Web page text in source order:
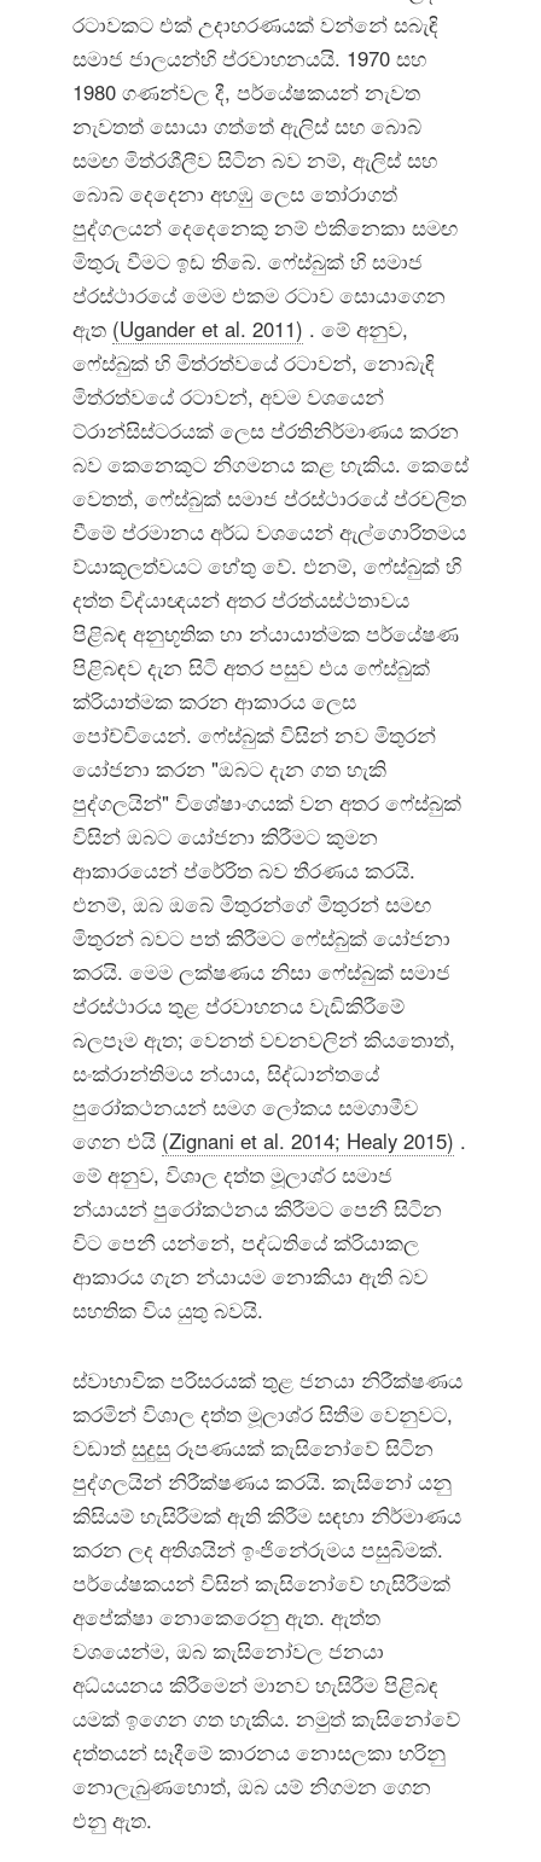
රටාවකට එක් උදාහරණයක් වන්නේ සබැඳි
සමාජ ජාලයන්හි ප්රවාහනයයි. 1970 සහ
1980 ගණන්වල දී, පර්යේෂකයන් නැවත
නැවතත් සොයා ගත්තේ ඇලිස් සහ බොබ්
සමඟ මිත්රශීලීව සිටින බව නම්, ඇලිස් සහ
බොබ් දෙදෙනා අහඹු ලෙස තෝරාගත්
පුද්ගලයන් දෙදෙනෙකු නම් එකිනෙකා සමඟ
මිතුරු වීමට ඉඩ තිබේ. ෆේස්බුක් හි සමාජ
ප්රස්ථාරයේ මෙම එකම රටාව සොයාගෙන
ඇත (Ugander et al. 2011) . මේ අනුව,
ෆේස්බුක් හි මිත්රත්වයේ රටාවන්, නොබැඳි
මිත්රත්වයේ රටාවන්, අවම වශයෙන්
ට්රාන්සිස්ටරයක් ​​ලෙස ප්රතිනිර්මාණය කරන
බව කෙනෙකුට නිගමනය කළ හැකිය. කෙසේ
වෙතත්, ෆේස්බුක් සමාජ ප්රස්ථාරයේ ප්රචලිත
වීමේ ප්රමානය අර්ධ වශයෙන් ඇල්ගොරිතමය
ව්යාකූලත්වයට හේතු වේ. එනම්, ෆේස්බුක් හි
දත්ත විද්යාඥයන් අතර ප්රත්යස්ථතාවය
පිළිබඳ අනුභූතික හා න්යායාත්මක පර්යේෂණ
පිළිබඳව දැන සිටි අතර පසුව එය ෆේස්බුක්
ක්රියාත්මක කරන ආකාරය ලෙස
පෝච්චියෙන්. ෆේස්බුක් විසින් නව මිතුරන්
යෝජනා කරන "ඔබට දැන ගත හැකි
පුද්ගලයින්" විශේෂාංගයක් වන අතර ෆේස්බුක්
විසින් ඔබට යෝජනා කිරීමට කුමන
ආකාරයෙන් ප්රේරිත බව තීරණය කරයි.
එනම්, ඔබ ඔබේ මිතුරන්ගේ මිතුරන් සමඟ
මිතුරන් බවට පත් කිරීමට ෆේස්බුක් යෝජනා
කරයි. මෙම ලක්ෂණය නිසා ෆේස්බුක් සමාජ
ප්රස්ථාරය තුළ ප්රවාහනය වැඩිකිරීමේ
බලපෑම ඇත; වෙනත් වචනවලින් කියතොත්,
සංක්රාන්තිමය න්යාය, සිද්ධාන්තයේ
පුරෝකථනයන් සමග ලෝකය සමගාමීව
ගෙන එයි (Zignani et al. 2014; Healy 2015) .
මේ අනුව, විශාල දත්ත මූලාශ්ර සමාජ
න්යායන් පුරෝකථනය කිරීමට පෙනී සිටින
විට පෙනී යන්නේ, පද්ධතියේ ක්රියාකල
ආකාරය ගැන න්යායම නොකියා ඇති බව
සහතික විය යුතු බවයි.
ස්වාභාවික පරිසරයක් තුළ ජනයා නිරීක්ෂණය
කරමින් විශාල දත්ත මූලාශ්ර සිතීම වෙනුවට,
වඩාත් සුදුසු රූපණයක් කැසිනෝවේ සිටින
පුද්ගලයින් නිරීක්ෂණය කරයි. කැසිනෝ යනු
කිසියම් හැසිරීමක් ඇති කිරීම සඳහා නිර්මාණය
කරන ලද අතිශයින් ඉංජිනේරුමය පසුබිමක්.
පර්යේෂකයන් විසින් කැසිනෝවේ හැසිරීමක්
අපේක්ෂා නොකෙරෙනු ඇත. ඇත්ත
වශයෙන්ම, ඔබ කැසිනෝවල ජනයා
අධ්යයනය කිරීමෙන් මානව හැසිරීම පිළිබඳ
යමක් ඉගෙන ගත හැකිය. නමුත් කැසිනෝවේ
දත්තයන් සෑදීමේ කාරනය නොසලකා හරිනු
නොලැබුණහොත්, ඔබ යම් නිගමන ගෙන
එනු ඇත.